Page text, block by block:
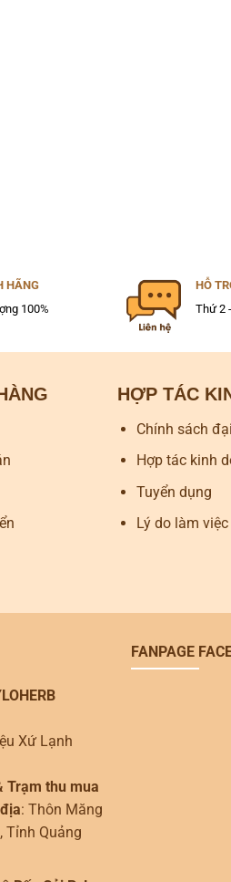
HÃNG
100%
HỖ
Thứ 2
HỢP TÁC
Chính sách
Hợp tác kinh
Tuyển dụng
Lý do làm
Xứ Lạnh
Trạm thu mua
: Thôn Măng
Tỉnh Quảng
FANPAGE